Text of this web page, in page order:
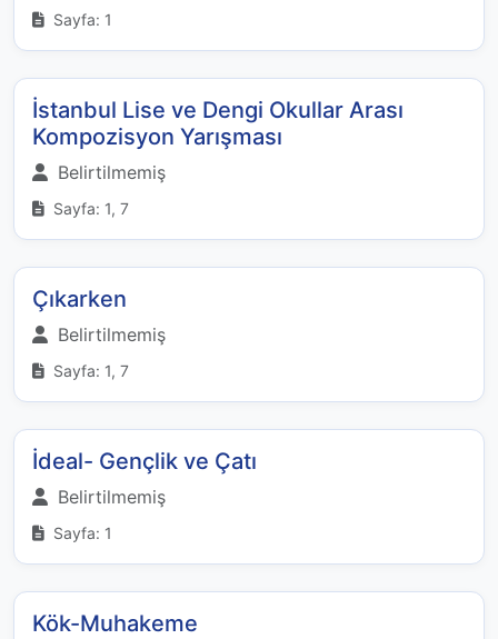
Sayfa: 1
İstanbul Lise ve Dengi Okullar Arası
Kompozisyon Yarışması
Belirtilmemiş
Sayfa: 1, 7
Çıkarken
Belirtilmemiş
Sayfa: 1, 7
İdeal- Gençlik ve Çatı
Belirtilmemiş
Sayfa: 1
Kök-Muhakeme